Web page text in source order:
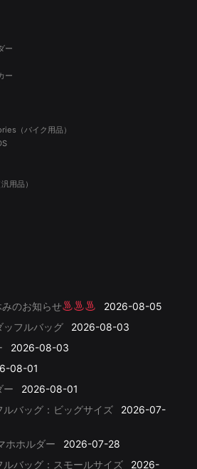
ー
ー
（バイク用品）
用品）
のお知らせ
2026-08-05
ッフルバッグ
2026-08-03
2026-08-03
08-01
ー
2026-08-01
ルバッグ：ビッグサイズ
2026-07-
ホホルダー
2026-07-28
ルバッグ：スモールサイズ
2026-